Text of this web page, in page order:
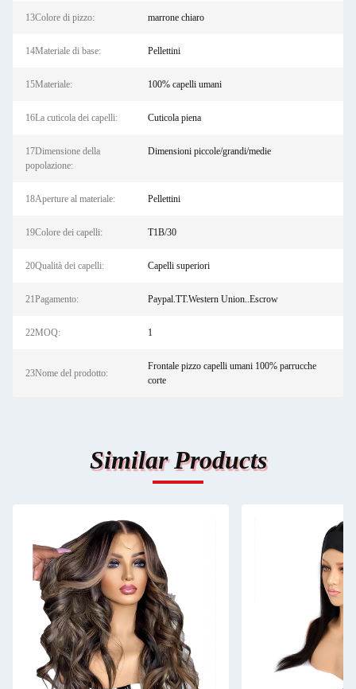
13Colore di pizzo: marrone chiaro
14Materiale di base: Pellettini
15Materiale: 100% capelli umani
16La cuticola dei capelli: Cuticola piena
17Dimensione della
popolazione:
Dimensioni piccole/grandi/medie
18Aperture al materiale: Pellettini
19Colore dei capelli: T1B/30
20Qualità dei capelli: Capelli superiori
21Pagamento: Paypal.TT.Western Union..Escrow
22MOQ: 1
23Nome del prodotto:
Frontale pizzo capelli umani 100% parrucche
corte
Similar Products